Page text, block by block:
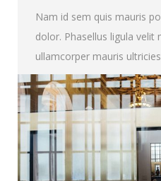
Nam id sem quis mauris
dolor. Phasellus ligula velit
ullamcorper mauris